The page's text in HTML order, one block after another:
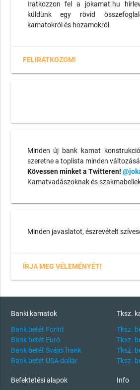
Iratkozzon fel a jokamat.hu
küldünk egy rövid
kamatokról és hozamokról.
FELIRATKOZOM!
Minden új bank kamat
szeretne a toplista minden
Kövessen minket a Twitteren!
Kamatvadászoknak és
Minden javaslatot, észrevételt
ÍRJA MEG VÉLEMÉNYÉT!
Banki kamatok
Bank betét Forint
Bank betét Euró
Bank betét Svájci frank
Bank betét USA dollár
Tksz.
Tksz.
Tksz.
Tksz.
Tksz.
Befektetési alapok Info